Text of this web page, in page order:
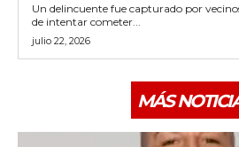
Un delincuente fue capturado por
de intentar cometer...
julio 22, 2026
MÁS